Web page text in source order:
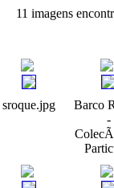
11 imagens
sroque.jpg
Barco
-